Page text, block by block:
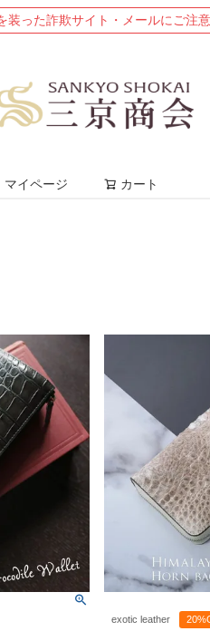
装った詐欺サイト・メールにご注
マイページ カート
exotic leather